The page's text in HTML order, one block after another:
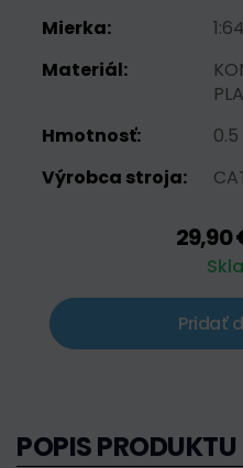
Mierka:
1:64
Materiál:
Hmotnosť:
0.5
Výrobca stroja:
29,90
Pridať
POPIS PRODUKTU